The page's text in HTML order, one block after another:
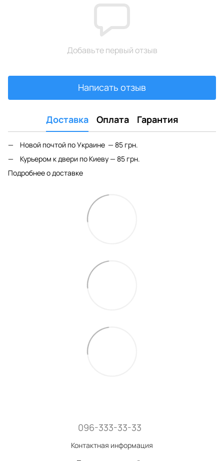
Добавьте первый отзыв
Написать отзыв
Доставка Оплата Гарантия
Новой почтой по Украине — 85 грн.
Курьером к двери по Киеву — 85 грн.
Подробнее о доставке
096-333-33-33
Контактная информация